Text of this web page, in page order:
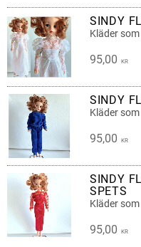
SINDY
Kläder
95,00 KR
SINDY
Kläder
95,00 KR
SINDY
SPETS
Kläder
95,00 KR